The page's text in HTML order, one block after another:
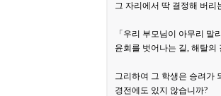
그 자리에서 딱 결정해 버리
「우리 부모님이 아무리
윤회를 벗어나는 길, 해탈의
그리하여 그 학생은 승려가
경전에도 있지 않습니까?